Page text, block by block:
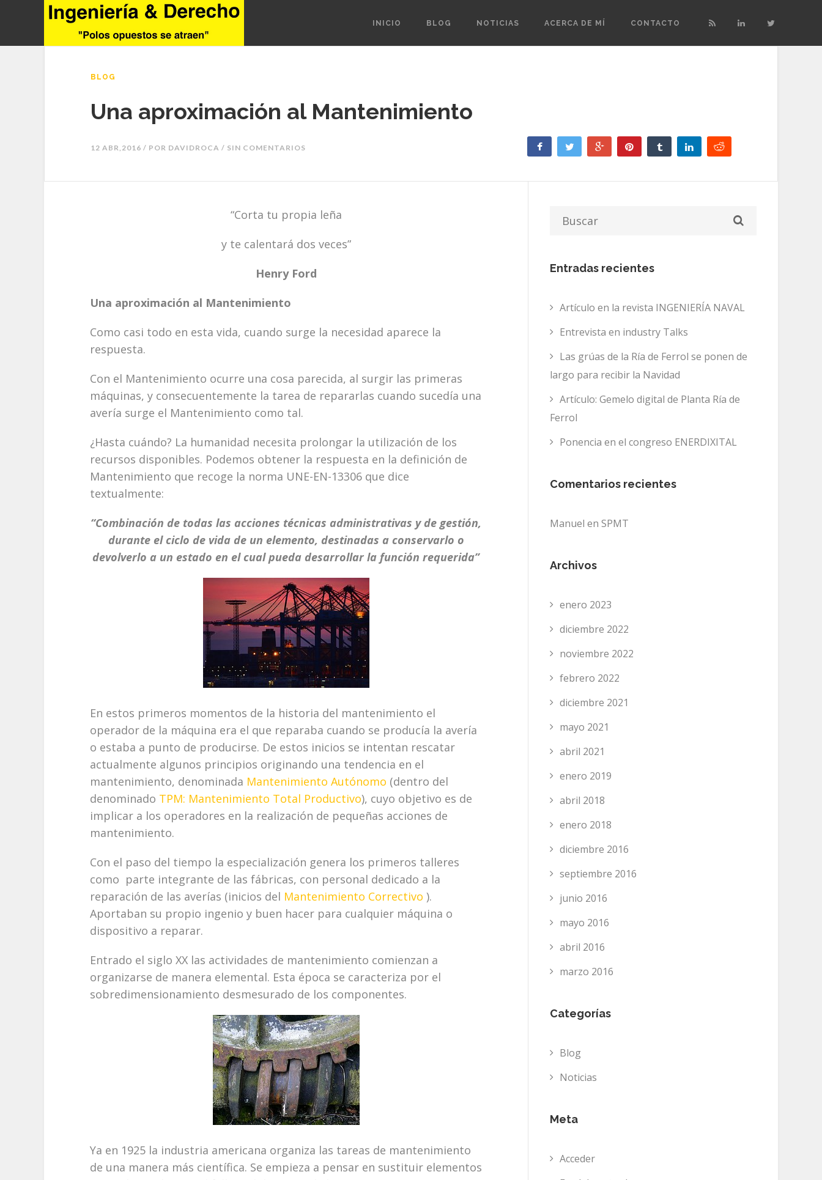
INICIO BLOG NOTICIAS ACERCA DE MÍ CONTACTO
BLOG
Una aproximación al Mantenimiento
12 ABR,2016 / POR DAVIDROCA / SIN COMENTARIOS
“Corta tu propia leña
y te calentará dos veces”
Henry Ford
Una aproximación al Mantenimiento
Como casi todo en esta vida, cuando surge la necesidad aparece la
respuesta.
Con el Mantenimiento ocurre una cosa parecida, al surgir las primeras
máquinas, y consecuentemente la tarea de repararlas cuando sucedía una
avería surge el Mantenimiento como tal.
¿Hasta cuándo? La humanidad necesita prolongar la utilización de los
recursos disponibles. Podemos obtener la respuesta en la definición de
Mantenimiento que recoge la norma UNE-EN-13306 que dice
textualmente:
“Combinación de todas las acciones técnicas administrativas y de gestión,
durante el ciclo de vida de un elemento, destinadas a conservarlo o
devolverlo a un estado en el cual pueda desarrollar la función requerida”
En estos primeros momentos de la historia del mantenimiento el
operador de la máquina era el que reparaba cuando se producía la avería
o estaba a punto de producirse. De estos inicios se intentan rescatar
actualmente algunos principios originando una tendencia en el
mantenimiento, denominada Mantenimiento Autónomo (dentro del
denominado TPM: Mantenimiento Total Productivo), cuyo objetivo es de
implicar a los operadores en la realización de pequeñas acciones de
mantenimiento.
Con el paso del tiempo la especialización genera los primeros talleres
como parte integrante de las fábricas, con personal dedicado a la
reparación de las averías (inicios del Mantenimiento Correctivo ).
Aportaban su propio ingenio y buen hacer para cualquier máquina o
dispositivo a reparar.
Entrado el siglo XX las actividades de mantenimiento comienzan a
organizarse de manera elemental. Esta época se caracteriza por el
sobredimensionamiento desmesurado de los componentes.
Ya en 1925 la industria americana organiza las tareas de mantenimiento
de una manera más científica. Se empieza a pensar en sustituir elementos
Entradas recientes
Artículo en la revista INGENIERÍA NAVAL
Entrevista en industry Talks
Las grúas de la Ría de Ferrol se ponen de
largo para recibir la Navidad
Artículo: Gemelo digital de Planta Ría de
Ferrol
Ponencia en el congreso ENERDIXITAL
Comentarios recientes
Manuel en SPMT
Archivos
enero 2023
diciembre 2022
noviembre 2022
febrero 2022
diciembre 2021
mayo 2021
abril 2021
enero 2019
abril 2018
enero 2018
diciembre 2016
septiembre 2016
junio 2016
mayo 2016
abril 2016
marzo 2016
Categorías
Blog
Noticias
Meta
Acceder